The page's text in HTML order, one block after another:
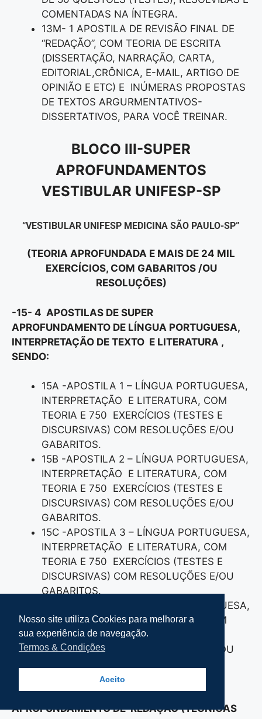
COMENTADAS NA ÍNTEGRA.
13M- 1 APOSTILA DE REVISÃO FINAL DE
“REDAÇÃO”, COM TEORIA DE ESCRITA
(DISSERTAÇÃO, NARRAÇÃO, CARTA,
EDITORIAL,CRÔNICA, E-MAIL, ARTIGO DE
OPINIÃO E ETC) E INÚMERAS PROPOSTAS
DE TEXTOS ARGURMENTATIVOS-
DISSERTATIVOS, PARA VOCÊ TREINAR.
BLOCO III-SUPER
APROFUNDAMENTOS
VESTIBULAR UNIFESP-SP
“VESTIBULAR UNIFESP MEDICINA SÃO PAULO-SP”
(TEORIA APROFUNDADA E MAIS DE 24 MIL
EXERCÍCIOS, COM GABARITOS /OU
RESOLUÇÕES)
-15- 4 APOSTILAS DE SUPER
APROFUNDAMENTO DE LÍNGUA PORTUGUESA,
INTERPRETAÇÃO DE TEXTO E LITERATURA ,
SENDO:
15A -APOSTILA 1 – LÍNGUA PORTUGUESA,
INTERPRETAÇÃO E LITERATURA, COM
TEORIA E 750 EXERCÍCIOS (TESTES E
DISCURSIVAS) COM RESOLUÇÕES E/OU
GABARITOS.
15B -APOSTILA 2 – LÍNGUA PORTUGUESA,
INTERPRETAÇÃO E LITERATURA, COM
TEORIA E 750 EXERCÍCIOS (TESTES E
DISCURSIVAS) COM RESOLUÇÕES E/OU
GABARITOS.
15C -APOSTILA 3 – LÍNGUA PORTUGUESA,
INTERPRETAÇÃO E LITERATURA, COM
TEORIA E 750 EXERCÍCIOS (TESTES E
DISCURSIVAS) COM RESOLUÇÕES E/OU
GABARITOS.
15D -APOSTILA 4 – LÍNGUA PORTUGUESA,
INTERPRETAÇÃO E LITERATURA, COM
TEORIA E 750 EXERCÍCIOS (TESTES E
DISCURSIVAS) COM RESOLUÇÕES E/OU
-16- 4 APOSTILAS DE SUPER
APROFUNDAMENTO DE REDAÇÃO (TÉCNICAS
Nosso site utiliza Cookies para melhorar a
sua experiência de navegação.
Termos & Condições
Aceito